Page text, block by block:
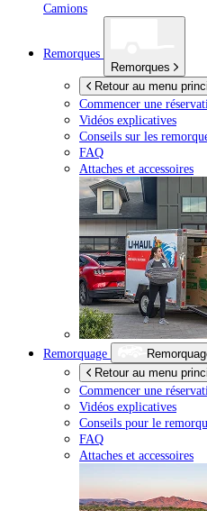
Camions
Remorques
Remorques
Retour au menu
Commencer une
Vidéos explicatives
Conseils sur les
FAQ
Attaches et accessoires
Remorquage
Retour au menu
Commencer une
Vidéos explicatives
Conseils pour le
FAQ
Attaches et accessoires